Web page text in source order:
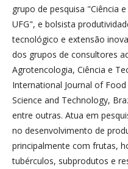
grupo de pesquisa "Ciência
UFG", e bolsista
tecnológico e extensão
dos grupos de consultores
Agrotencologia, Ciência e
International Journal of
Science and Technology,
entre outras. Atua em
no desenvolvimento de
principalmente com frutas,
tubérculos, subprodutos e